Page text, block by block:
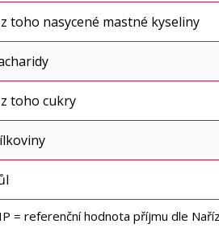
toho nasycené mastné kyseliny
toho cukry
= referenční hodnota příjmu dle